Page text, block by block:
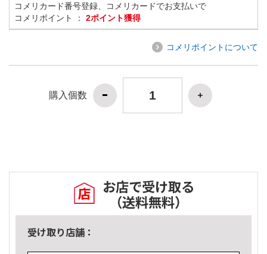
コメリカード番号登録、コメリカードでお支払いで
コメリポイント ： 2ポイント獲得
コメリポイントについて
購入個数
お店で受け取る
（送料無料）
受け取り店舗：